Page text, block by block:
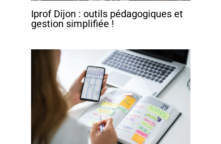
Iprof Dijon : outils pédagogiques et
gestion simplifiée !